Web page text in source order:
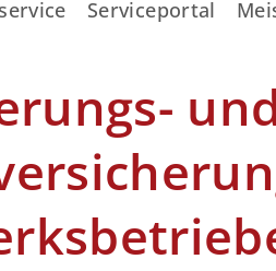
Serviceportal